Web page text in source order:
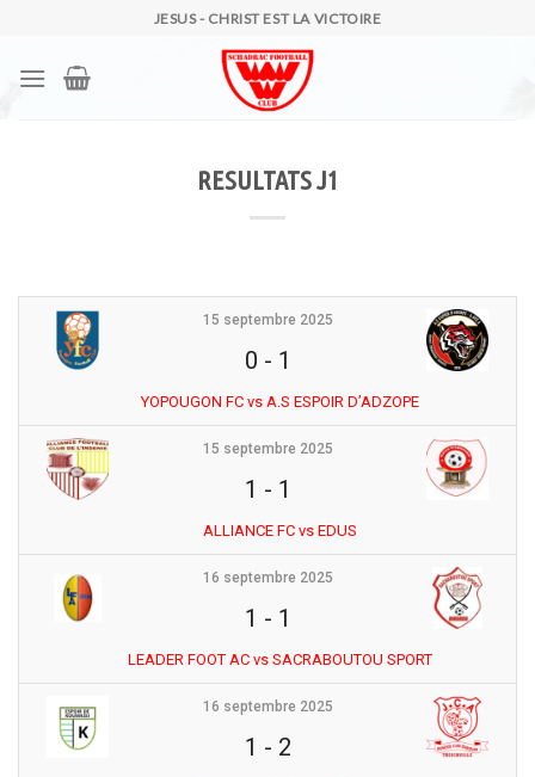
content
JESUS - CHRIST EST LA VICTOIRE
RESULTATS J1
15 septembre 2025
0 - 1
YOPOUGON FC vs A.S ESPOIR D’ADZOPE
15 septembre 2025
1 - 1
ALLIANCE FC vs EDUS
16 septembre 2025
1 - 1
LEADER FOOT AC vs SACRABOUTOU SPORT
16 septembre 2025
1 - 2